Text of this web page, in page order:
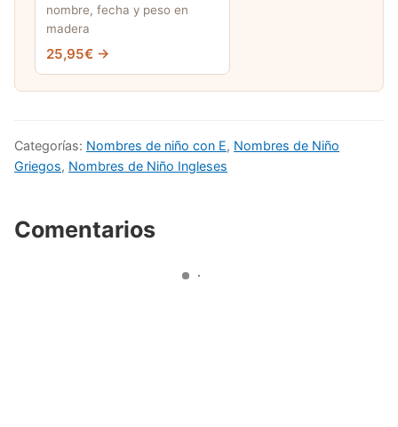
nombre, fecha y peso en
madera
25,95€ →
Categorías: Nombres de niño con E, Nombres de Niño
Griegos, Nombres de Niño Ingleses
Comentarios